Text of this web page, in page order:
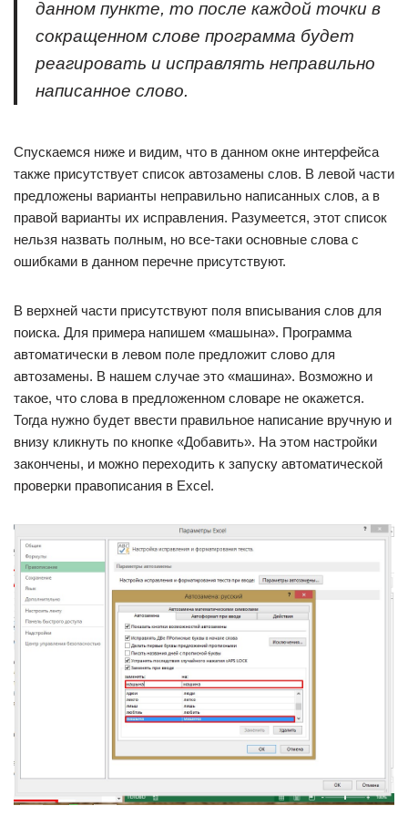
данном пункте, то после каждой точки в
сокращенном слове программа будет
реагировать и исправлять неправильно
написанное слово.
Спускаемся ниже и видим, что в данном окне интерфейса
также присутствует список автозамены слов. В левой части
предложены варианты неправильно написанных слов, а в
правой варианты их исправления. Разумеется, этот список
нельзя назвать полным, но все-таки основные слова с
ошибками в данном перечне присутствуют.
В верхней части присутствуют поля вписывания слов для
поиска. Для примера напишем «машына». Программа
автоматически в левом поле предложит слово для
автозамены. В нашем случае это «машина». Возможно и
такое, что слова в предложенном словаре не окажется.
Тогда нужно будет ввести правильное написание вручную и
внизу кликнуть по кнопке «Добавить». На этом настройки
закончены, и можно переходить к запуску автоматической
проверки правописания в Excel.